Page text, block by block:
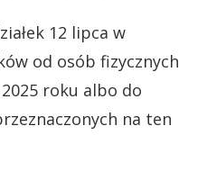
12 lipca w
od osób fizycznych
roku albo do
na ten